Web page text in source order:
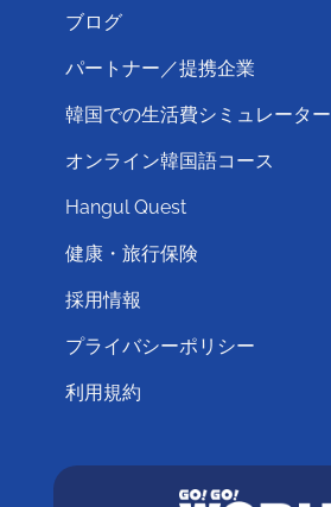
ブログ
パートナー／提携企業
韓国での生活費シミュレーター
オンライン韓国語コース
Hangul Quest
健康・旅行保険
採用情報
プライバシーポリシー
利用規約